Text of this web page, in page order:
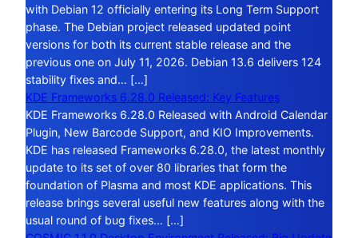
with Debian 12 officially entering its Long Term Support
phase. The Debian project released updated point
versions for both its current stable release and the
previous one on July 11, 2026. Debian 13.6 delivers 124
stability fixes and… […]
KDE Frameworks 6.28.0 Released: Key Features
KDE Frameworks 6.28.0 Released with Android Calendar
Plugin, New Barcode Support, and KIO Improvements.
KDE has released Frameworks 6.28.0, the latest monthly
update to its set of over 80 libraries that form the
foundation of Plasma and most KDE applications. This
release brings several useful new features along with the
usual round of bug fixes… […]